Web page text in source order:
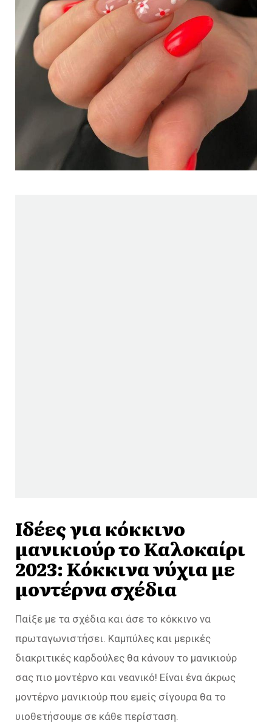
Ιδέες για κόκκινο
μανικιούρ το Καλοκαίρι
2023: Κόκκινα νύχια με
μοντέρνα σχέδια
Παίξε με τα σχέδια και άσε το κόκκινο να
πρωταγωνιστήσει. Καμπύλες και μερικές
διακριτικές καρδούλες θα κάνουν το μανικιούρ
σας πιο μοντέρνο και νεανικό! Είναι ένα άκρως
μοντέρνο μανικιούρ που εμείς σίγουρα θα το
υιοθετήσουμε σε κάθε περίσταση.